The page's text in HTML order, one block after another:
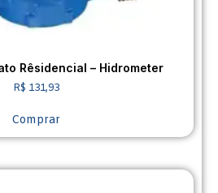
Rêsidencial – Hidrometer
R$ 131,93
Comprar